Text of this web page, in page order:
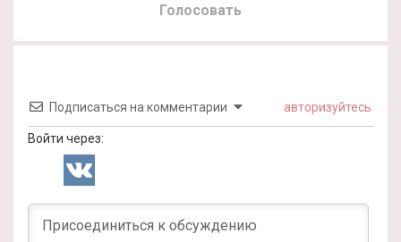
Голосовать
Подписаться на комментарии авторизуйтесь
Войти через: